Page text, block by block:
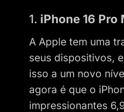
1. iPhone 16 Pro
A Apple tem uma
seus dispositivos,
isso a um novo
agora é que o
impressionantes